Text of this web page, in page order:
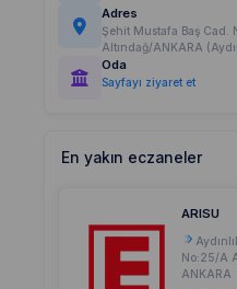
Adres
Şehit Mustafa Baş Cad.
Altındağ/ANKARA
Oda
Sayfayı ziyaret et
En yakın eczaneler
ARISU
No:25/A
ANKARA